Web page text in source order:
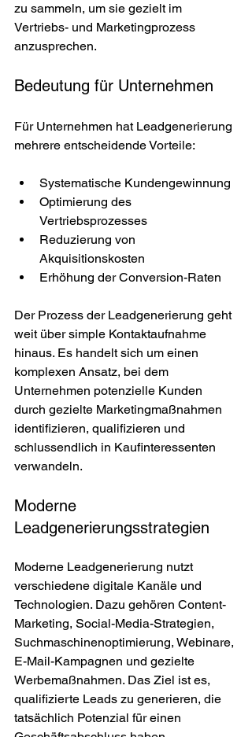
zu sammeln, um sie gezielt im
Vertriebs- und Marketingprozess
anzusprechen.
Bedeutung für Unternehmen
Für Unternehmen hat Leadgenerierung
mehrere entscheidende Vorteile:
Systematische Kundengewinnung
Optimierung des
Vertriebsprozesses
Reduzierung von
Akquisitionskosten
Erhöhung der Conversion-Raten
Der Prozess der Leadgenerierung geht
weit über simple Kontaktaufnahme
hinaus. Es handelt sich um einen
komplexen Ansatz, bei dem
Unternehmen potenzielle Kunden
durch gezielte Marketingmaßnahmen
identifizieren, qualifizieren und
schlussendlich in Kaufinteressenten
verwandeln.
Moderne
Leadgenerierungsstrategien
Moderne Leadgenerierung nutzt
verschiedene digitale Kanäle und
Technologien. Dazu gehören Content-
Marketing, Social-Media-Strategien,
Suchmaschinenoptimierung, Webinare,
E-Mail-Kampagnen und gezielte
Werbemaßnahmen. Das Ziel ist es,
qualifizierte Leads zu generieren, die
tatsächlich Potenzial für einen